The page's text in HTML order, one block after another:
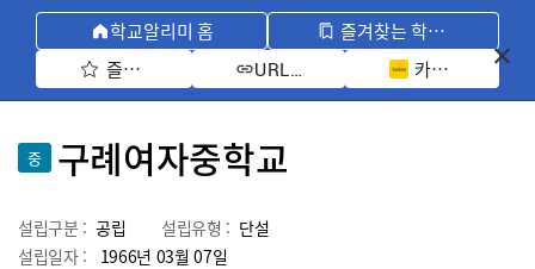
학교알리미 홈
즐겨찾는 학교 모아보기
즐겨찾기 선택
URL 복사 카카오톡 공유
중 구례여자중학교
설립구분 : 공립 설립유형 : 단설
설립일자 :
1966년 03월 07일